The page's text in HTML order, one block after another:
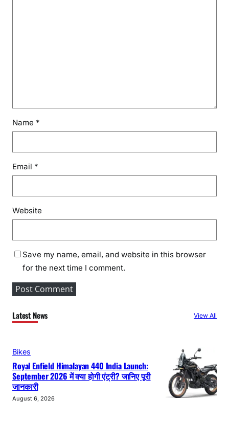
Name *
Email *
Website
Save my name, email, and website in this browser
for the next time I comment.
Latest News View All
Bikes
Royal Enfield Himalayan 440 India Launch:
September 2026 में क्या होगी एंट्री? जानिए पूरी
जानकारी
August 6, 2026